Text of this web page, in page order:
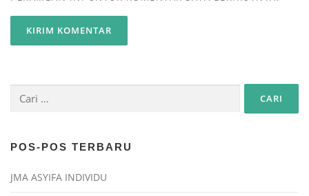
POS-POS TERBARU
JMA ASYIFA INDIVIDU